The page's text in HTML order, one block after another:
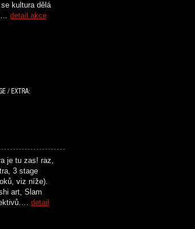
kultura dělá
detail akce
/ EXTRA:
je tu zas! raz,
3 stage
viz níže).
art, Slam
detail